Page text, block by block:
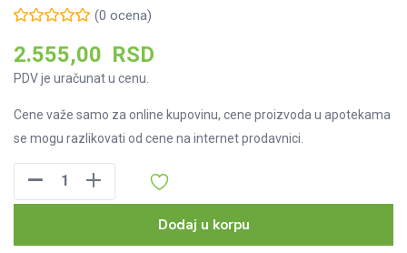
(0 ocena)
2.555,00 RSD
PDV je uračunat u cenu.
Cene važe samo za online kupovinu, cene proizvoda u apotekama
se mogu razlikovati od cene na internet prodavnici.
ArthroGuard
kapsule
količina
Dodaj u korpu